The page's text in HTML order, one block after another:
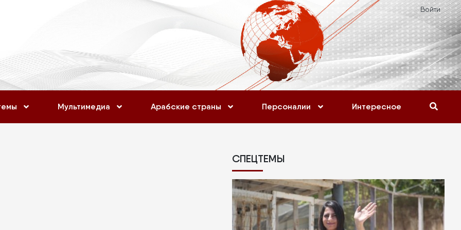
Войти
Мультимедиа Арабские страны Персоналии Интересное
СПЕЦТЕМЫ